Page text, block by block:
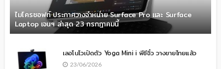
ไมโครซอฟท์ ประกาศวางจำหน่าย Surface Pro และ Surface
Laptop เจนฯ ล่าสุด 23 กรกฎาคมนี้
เลอโนโวเปิดตัว Yoga Mini i พีซีจิ๋ว วางขายไทยแล้ว
23/06/2026